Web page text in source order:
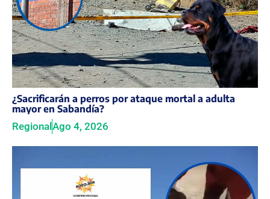
¿Sacrificarán a perros por ataque mortal a adulta
mayor en Sabandía?
Regional Ago 4, 2026